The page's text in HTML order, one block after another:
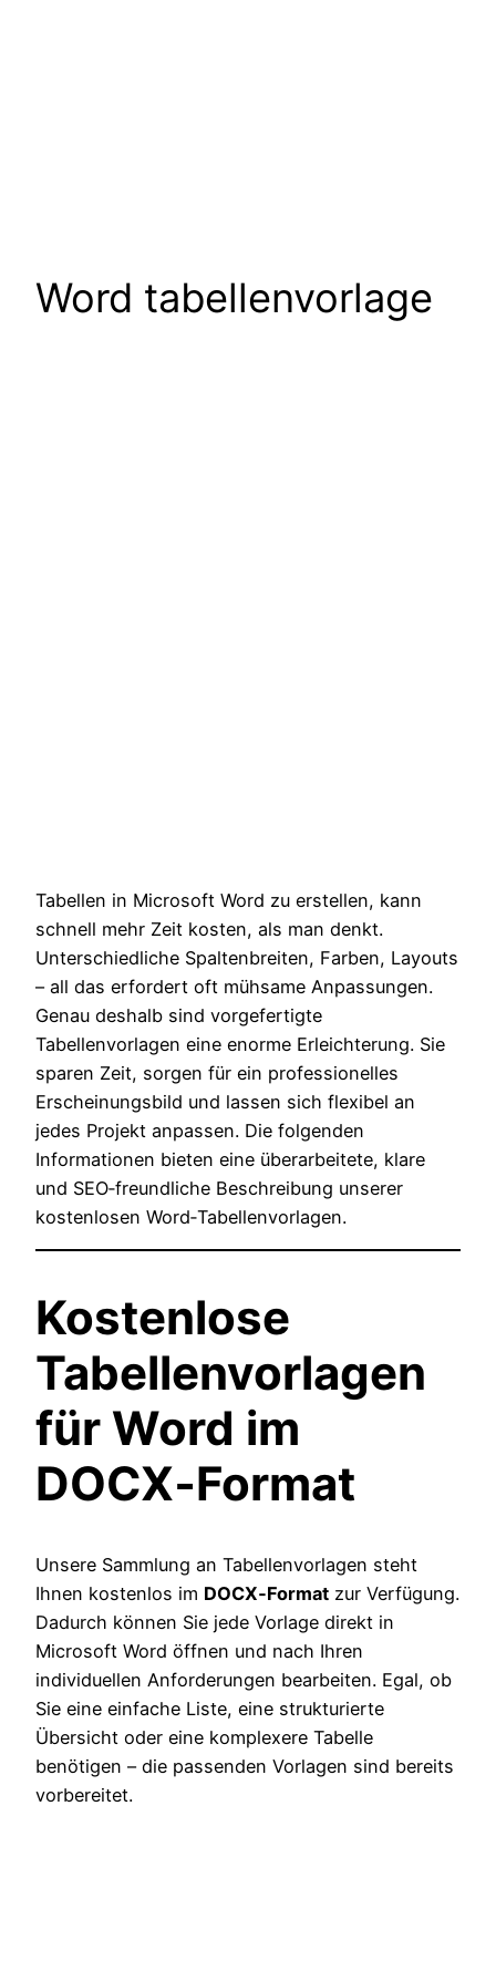
Word tabellenvorlage
Tabellen in Microsoft Word zu erstellen, kann
schnell mehr Zeit kosten, als man denkt.
Unterschiedliche Spaltenbreiten, Farben, Layouts
– all das erfordert oft mühsame Anpassungen.
Genau deshalb sind vorgefertigte
Tabellenvorlagen eine enorme Erleichterung. Sie
sparen Zeit, sorgen für ein professionelles
Erscheinungsbild und lassen sich flexibel an
jedes Projekt anpassen. Die folgenden
Informationen bieten eine überarbeitete, klare
und SEO‑freundliche Beschreibung unserer
kostenlosen Word‑Tabellenvorlagen.
Kostenlose
Tabellenvorlagen
für Word im
DOCX‑Format
Unsere Sammlung an Tabellenvorlagen steht
Ihnen kostenlos im DOCX‑Format zur Verfügung.
Dadurch können Sie jede Vorlage direkt in
Microsoft Word öffnen und nach Ihren
individuellen Anforderungen bearbeiten. Egal, ob
Sie eine einfache Liste, eine strukturierte
Übersicht oder eine komplexere Tabelle
benötigen – die passenden Vorlagen sind bereits
vorbereitet.